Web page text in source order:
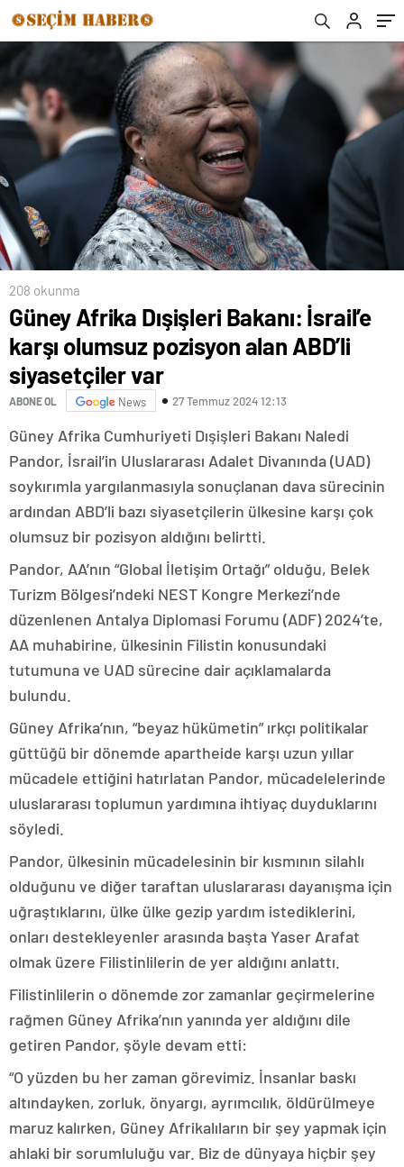
208 okunma
Güney Afrika Dışişleri Bakanı: İsrail’e
karşı olumsuz pozisyon alan ABD’li
siyasetçiler var
ABONE OL News 27 Temmuz 2024 12:13
Güney Afrika Cumhuriyeti Dışişleri Bakanı Naledi
Pandor, İsrail’in Uluslararası Adalet Divanında (UAD)
soykırımla yargılanmasıyla sonuçlanan dava sürecinin
ardından ABD’li bazı siyasetçilerin ülkesine karşı çok
olumsuz bir pozisyon aldığını belirtti.
Pandor, AA’nın “Global İletişim Ortağı” olduğu, Belek
Turizm Bölgesi’ndeki NEST Kongre Merkezi’nde
düzenlenen Antalya Diplomasi Forumu (ADF) 2024’te,
AA muhabirine, ülkesinin Filistin konusundaki
tutumuna ve UAD sürecine dair açıklamalarda
bulundu.
Güney Afrika’nın, “beyaz hükümetin” ırkçı politikalar
güttüğü bir dönemde apartheide karşı uzun yıllar
mücadele ettiğini hatırlatan Pandor, mücadelelerinde
uluslararası toplumun yardımına ihtiyaç duyduklarını
söyledi.
Pandor, ülkesinin mücadelesinin bir kısmının silahlı
olduğunu ve diğer taraftan uluslararası dayanışma için
uğraştıklarını, ülke ülke gezip yardım istediklerini,
onları destekleyenler arasında başta Yaser Arafat
olmak üzere Filistinlilerin de yer aldığını anlattı.
Filistinlilerin o dönemde zor zamanlar geçirmelerine
rağmen Güney Afrika’nın yanında yer aldığını dile
getiren Pandor, şöyle devam etti:
“O yüzden bu her zaman görevimiz. İnsanlar baskı
altındayken, zorluk, önyargı, ayrımcılık, öldürülmeye
maruz kalırken, Güney Afrikalıların bir şey yapmak için
ahlaki bir sorumluluğu var. Biz de dünyaya hiçbir şey